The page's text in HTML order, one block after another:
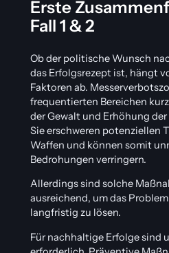
Erste
Fall 1 & 2
Ob der politische Wunsch
das Erfolgsrezept ist, hängt
Faktoren ab.
frequentierten Bereichen
der Gewalt und Erhöhung
Sie erschweren potenziellen
Waffen und können somit
Bedrohungen verringern.
Allerdings sind solche
ausreichend, um das
langfristig zu lösen.
Für nachhaltige Erfolge sind